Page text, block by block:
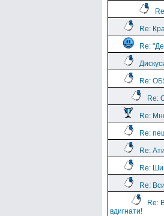
Re:
Re:
Re:
Re:
Re:
Re:
Re:
Re:
Re:
Re:
вдигнати!